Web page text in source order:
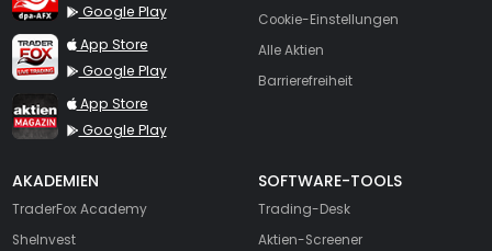
Google Play
TraderFox Live Trading
App Store
Google Play
TraderFox aktien Magazin
App Store
Google Play
Cookie-Einstellungen
Alle Aktien
Barrierefreiheit
AKADEMIEN
TraderFox Academy
SheInvest
SOFTWARE-TOOLS
Trading-Desk
Aktien-Screener